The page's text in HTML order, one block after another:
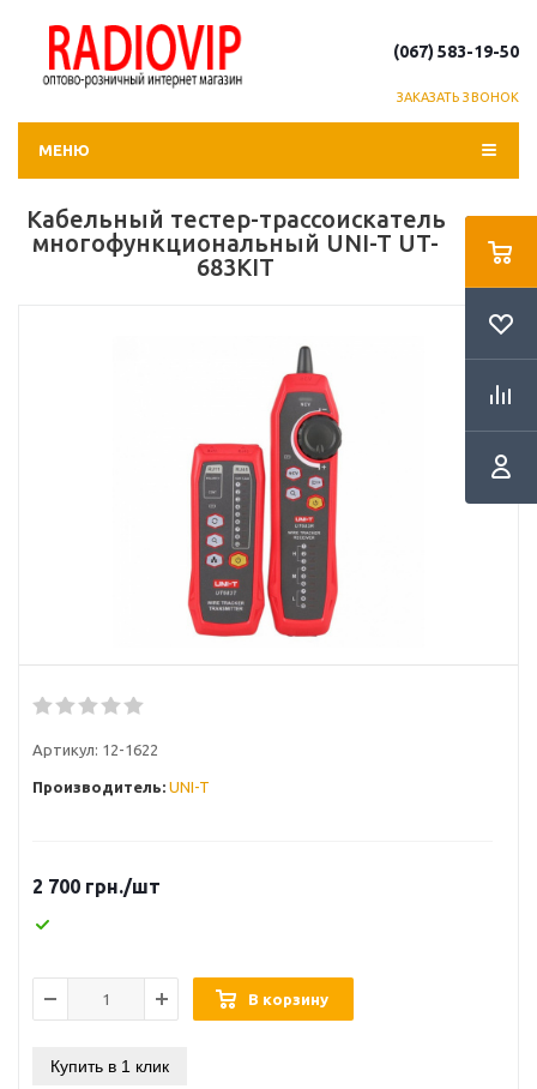
(067) 583-19-50
ЗАКАЗАТЬ ЗВОНОК
МЕНЮ
Кабельный тестер-трассоискатель
многофункциональный UNI-T UT-
683KIT
Артикул: 12-1622
Производитель: UNI-T
2 700 грн./шт
В корзину
Купить в 1 клик